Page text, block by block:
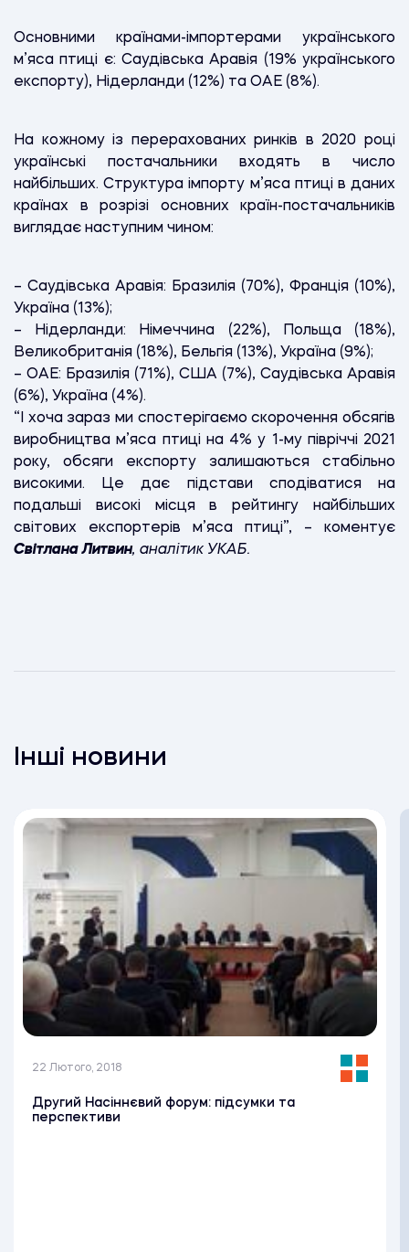
Основними країнами-імпортерами українського
м’яса птиці є: Саудівська Аравія (19% українського
експорту), Нідерланди (12%) та ОАЕ (8%).
На кожному із перерахованих ринків в 2020 році
українські постачальники входять в число
найбільших. Структура імпорту м’яса птиці в даних
країнах в розрізі основних країн-постачальників
виглядає наступним чином:
– Саудівська Аравія: Бразилія (70%), Франція (10%),
Україна (13%);
– Нідерланди: Німеччина (22%), Польща (18%),
Великобританія (18%), Бельгія (13%), Україна (9%);
– ОАЕ: Бразилія (71%), США (7%), Саудівська Аравія
(6%), Україна (4%).
“І хоча зараз ми спостерігаємо скорочення обсягів
виробництва м’яса птиці на 4% у 1-му півріччі 2021
року, обсяги експорту залишаються стабільно
високими. Це дає підстави сподіватися на
подальші високі місця в рейтингу найбільших
світових експортерів м’яса птиці”, – коментує
Світлана Литвин, аналітик УКАБ.
Інші новини
22 Лютого, 2018
Другий Насіннєвий форум: підсумки та
перспективи